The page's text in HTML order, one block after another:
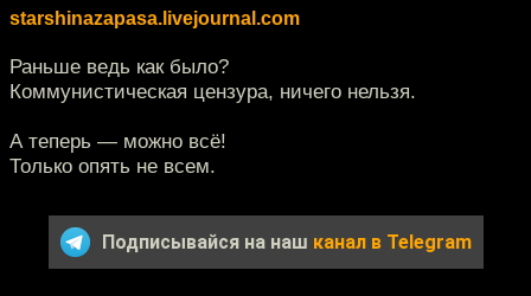
starshinazapasa.livejournal.com
Раньше ведь как было?
Коммунистическая цензура, ничего нельзя.
А теперь — можно всё!
Только опять не всем.
Подписывайся на наш канал в Telegram